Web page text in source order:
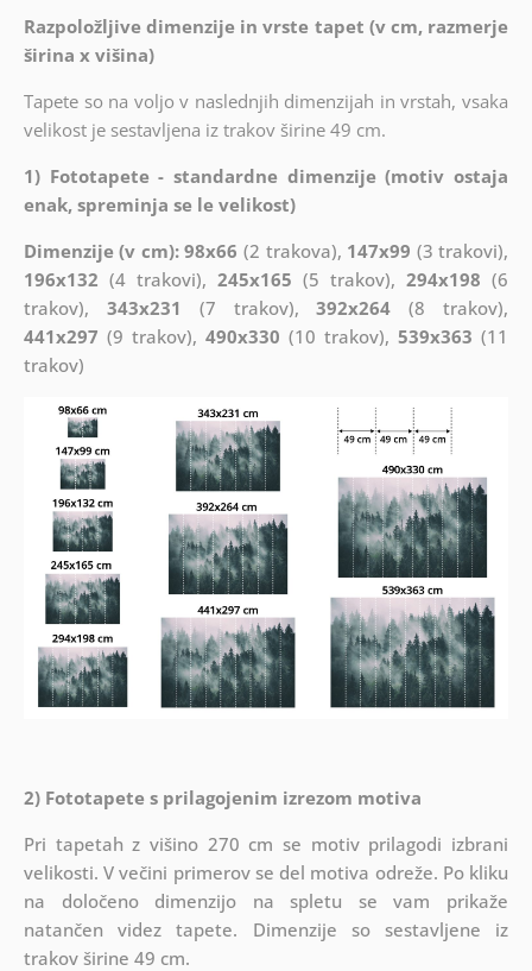
Razpoložljive dimenzije in vrste tapet (v cm, razmerje
širina x višina)
Tapete so na voljo v naslednjih dimenzijah in vrstah, vsaka
velikost je sestavljena iz trakov širine 49 cm.
1) Fototapete - standardne dimenzije (motiv ostaja
enak, spreminja se le velikost)
Dimenzije (v cm): 98x66 (2 trakova), 147x99 (3 trakovi),
196x132 (4 trakovi), 245x165 (5 trakov),294x198 (6
trakov), 343x231 (7 trakov),392x264 (8 trakov),
441x297 (9 trakov), 490x330 (10 trakov),539x363 (11
trakov)
2) Fototapete s prilagojenim izrezom motiva
Pri tapetah z višino 270 cm se motiv prilagodi izbrani
velikosti. V večini primerov se del motiva odreže. Po kliku
na določeno dimenzijo na spletu se vam prikaže
natančen videz tapete. Dimenzije so sestavljene iz
trakov širine 49 cm.